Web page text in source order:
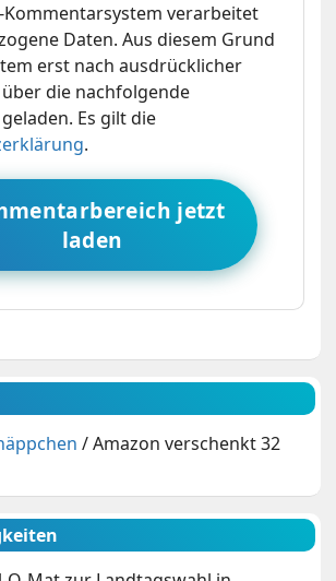
Kommentarsystem verarbeitet
Daten. Aus diesem Grund
erst nach ausdrücklicher
die nachfolgende
Es gilt die
.
jetzt
laden
/Amazon verschenkt 32